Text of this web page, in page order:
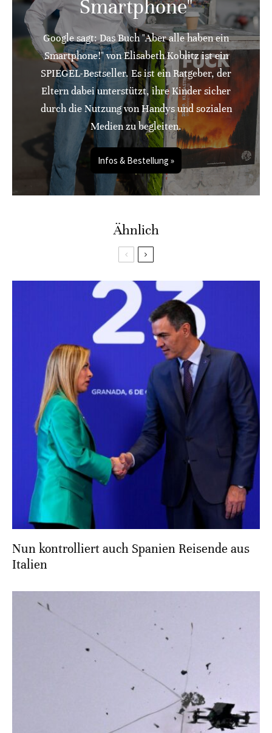
Smartphone"
Google sagt: Das Buch "Aber alle haben ein
Smartphone!" von Elisabeth Koblitz ist ein
SPIEGEL-Bestseller. Es ist ein Ratgeber, der
Eltern dabei unterstützt, ihre Kinder sicher
durch die Nutzung von Handys und sozialen
Medien zu begleiten.
Infos & Bestellung »
Ähnlich
Nun kontrolliert auch Spanien Reisende aus
Italien